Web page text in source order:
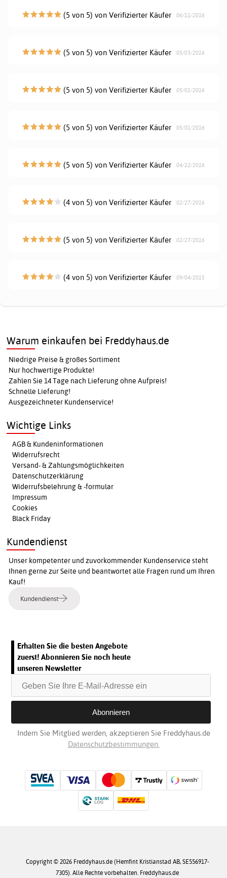
(5 von 5) von Verifizierter Käufer 06/11/2016
(5 von 5) von Verifizierter Käufer 05/03/2016
(5 von 5) von Verifizierter Käufer 05/01/2016
(5 von 5) von Verifizierter Käufer 05/01/2016
(5 von 5) von Verifizierter Käufer 04/22/2016
(4 von 5) von Verifizierter Käufer 02/27/2016
(5 von 5) von Verifizierter Käufer 02/27/2016
(4 von 5) von Verifizierter Käufer 09/04/2015
Warum einkaufen bei Freddyhaus.de
Niedrige Preise & großes Sortiment
Nur hochwertige Produkte!
Zahlen Sie 14 Tage nach Lieferung ohne Aufpreis!
Schnelle Lieferung!
Ausgezeichneter Kundenservice!
Wichtige Links
AGB & Kundeninformationen
Widerrufsrecht
Versand- & Zahlungsmöglichkeiten
Datenschutzerklärung
Widerrufsbelehrung & -formular
Impressum
Cookies
Black Friday
Kundendienst
Unser kompetenter und zuvorkommender Kundenservice steht
Ihnen gerne zur Seite und beantwortet alle Fragen rund um Ihren
Kauf!
Kundendienst
Erhalten Sie die besten Angebote
zuerst! Abonnieren Sie noch heute
unseren Newsletter
Indem Sie Mitglied werden, akzeptieren Sie Freddyhaus.de
Datenschutzbestimmungen.
Copyright © 2026 Freddyhaus.de (Hemfint Kristianstad AB, SE556917-
7305). Alle Rechte vorbehalten. Freddyhaus.de